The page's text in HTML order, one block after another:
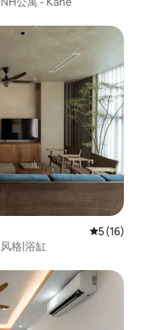
平均评分
5 (16)
格|浴缸